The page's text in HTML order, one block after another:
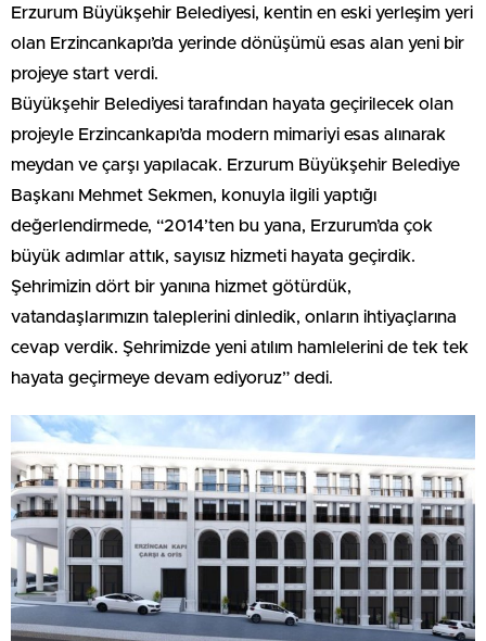
Erzurum Büyükşehir Belediyesi, kentin en eski yerleşim yeri
olan Erzincankapı’da yerinde dönüşümü esas alan yeni bir
projeye start verdi.
Büyükşehir Belediyesi tarafından hayata geçirilecek olan
projeyle Erzincankapı’da modern mimariyi esas alınarak
meydan ve çarşı yapılacak. Erzurum Büyükşehir Belediye
Başkanı Mehmet Sekmen, konuyla ilgili yaptığı
değerlendirmede, “2014’ten bu yana, Erzurum’da çok
büyük adımlar attık, sayısız hizmeti hayata geçirdik.
Şehrimizin dört bir yanına hizmet götürdük,
vatandaşlarımızın taleplerini dinledik, onların ihtiyaçlarına
cevap verdik. Şehrimizde yeni atılım hamlelerini de tek tek
hayata geçirmeye devam ediyoruz” dedi.